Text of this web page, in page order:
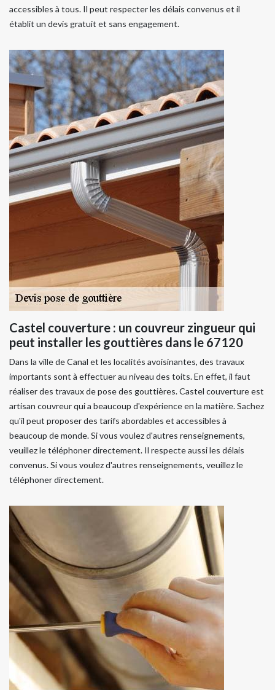
accessibles à tous. Il peut respecter les délais convenus et il
établit un devis gratuit et sans engagement.
Castel couverture : un couvreur zingueur qui
peut installer les gouttières dans le 67120
Dans la ville de Canal et les localités avoisinantes, des travaux
importants sont à effectuer au niveau des toits. En effet, il faut
réaliser des travaux de pose des gouttières. Castel couverture est
artisan couvreur qui a beaucoup d'expérience en la matière. Sachez
qu'il peut proposer des tarifs abordables et accessibles à
beaucoup de monde. Si vous voulez d'autres renseignements,
veuillez le téléphoner directement. Il respecte aussi les délais
convenus. Si vous voulez d'autres renseignements, veuillez le
téléphoner directement.